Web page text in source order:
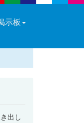
示板
出し